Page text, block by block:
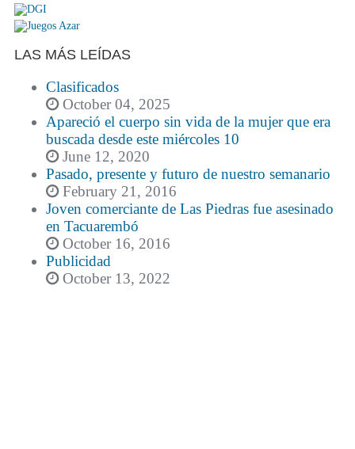
LAS MÁS LEÍDAS
Clasificados
October 04, 2025
Apareció el cuerpo sin vida de la mujer que era
buscada desde este miércoles 10
June 12, 2020
Pasado, presente y futuro de nuestro semanario
February 21, 2016
Joven comerciante de Las Piedras fue asesinado
en Tacuarembó
October 16, 2016
Publicidad
October 13, 2022